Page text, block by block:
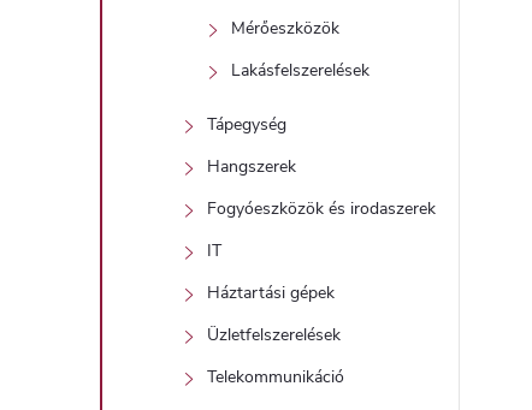
Mérőeszközök
Lakásfelszerelések
Tápegység
Hangszerek
Fogyóeszközök és irodaszerek
IT
Háztartási gépek
Üzletfelszerelések
Telekommunikáció